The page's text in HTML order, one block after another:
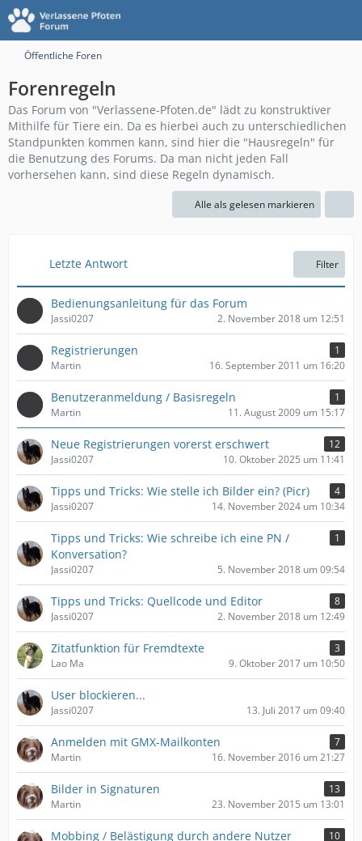
Öffentliche Foren
Forenregeln
Das Forum von "Verlassene-Pfoten.de" lädt zu konstruktiver
Mithilfe für Tiere ein. Da es hierbei auch zu unterschiedlichen
Standpunkten kommen kann, sind hier die "Hausregeln" für
die Benutzung des Forums. Da man nicht jeden Fall
vorhersehen kann, sind diese Regeln dynamisch.
Alle als gelesen markieren
Letzte Antwort Filter
Bedienungsanleitung für das Forum
Jassi0207 2. November 2018 um 12:51
Registrierungen
1
Martin
16. September 2011 um 16:20
Benutzeranmeldung / Basisregeln
1
Martin
11. August 2009 um 15:17
Neue Registrierungen vorerst erschwert
12
Jassi0207
10. Oktober 2025 um 11:41
Tipps und Tricks: Wie stelle ich Bilder ein? (Picr)
4
Jassi0207
14. November 2024 um 10:34
Tipps und Tricks: Wie schreibe ich eine PN /
Konversation?
1
Jassi0207 5. November 2018 um 09:54
Tipps und Tricks: Quellcode und Editor
8
Jassi0207
2. November 2018 um 12:49
Zitatfunktion für Fremdtexte
3
Lao Ma
9. Oktober 2017 um 10:50
User blockieren...
Jassi0207 13. Juli 2017 um 09:40
Anmelden mit GMX-Mailkonten
7
Martin
16. November 2016 um 21:27
Bilder in Signaturen
13
Martin
23. November 2015 um 13:01
Mobbing / Belästigung durch andere Nutzer
10